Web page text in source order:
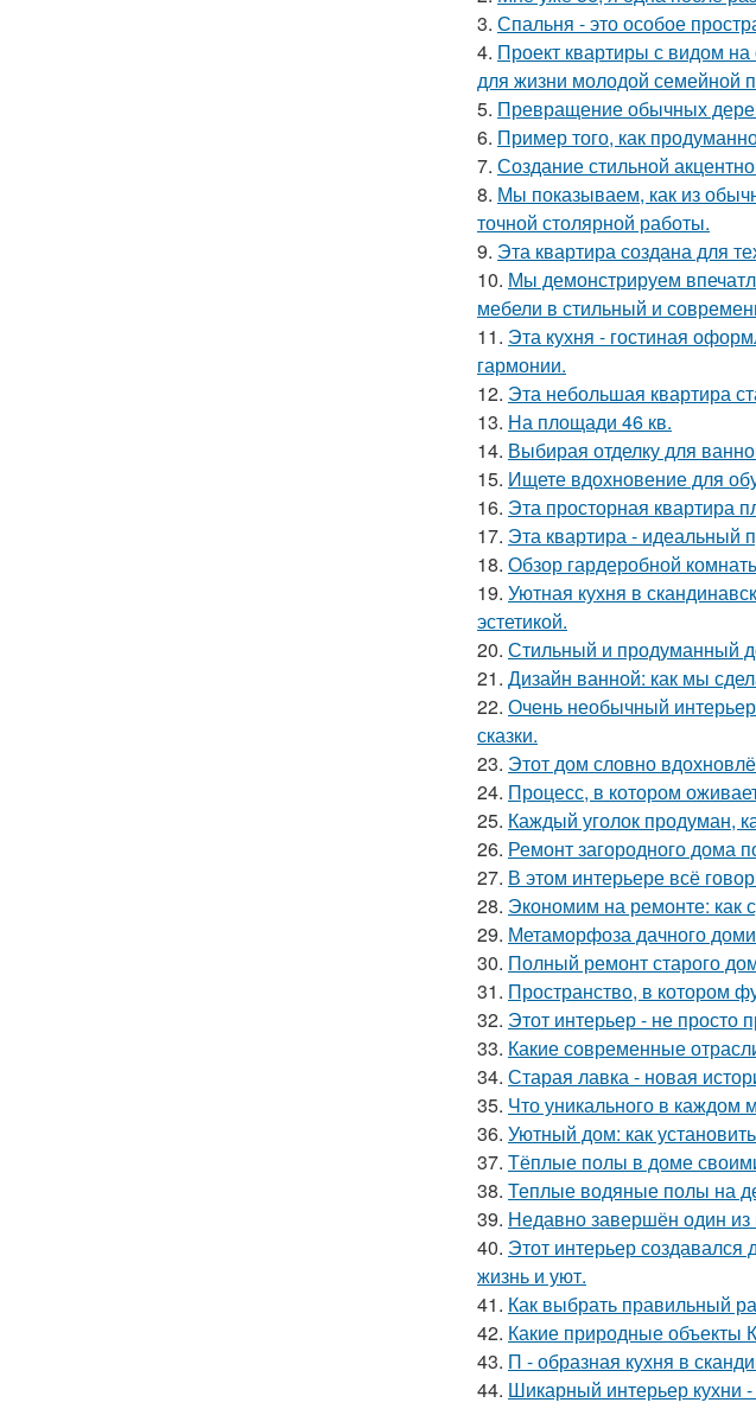
3. Спальня - это особое
4. Проект квартиры с видом
для жизни молодой семейной
5. Превращение обычных
6. Пример того, как
7. Создание стильной
8. Мы показываем, как из
точной столярной работы.
9. Эта квартира создана для
10. Мы демонстрируем
мебели в стильный и
11. Эта кухня - гостиная
гармонии.
12. Эта небольшая квартира
13. На площади 46 кв.
14. Выбирая отделку для
15. Ищете вдохновение для
16. Эта просторная квартира
17. Эта квартира - идеальный
18. Обзор гардеробной
19. Уютная кухня в
эстетикой.
20. Стильный и продуманный
21. Дизайн ванной: как мы
22. Очень необычный
сказки.
23. Этот дом словно
24. Процесс, в котором
25. Каждый уголок продуман,
26. Ремонт загородного дома
27. В этом интерьере всё
28. Экономим на ремонте: как
29. Метаморфоза дачного
30. Полный ремонт старого
31. Пространство, в котором
32. Этот интерьер - не просто
33. Какие современные
34. Старая лавка - новая
35. Что уникального в каждом
36. Уютный дом: как
37. Тёплые полы в доме
38. Теплые водяные полы на
39. Недавно завершён один из
40. Этот интерьер
жизнь и уют.
41. Как выбрать правильный
42. Какие природные объекты
43. П - образная кухня в
44. Шикарный интерьер кухни -